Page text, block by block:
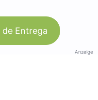
Entrega
Anzeige